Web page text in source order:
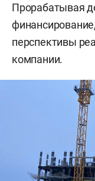
Прорабатывая
перспективы
компании.